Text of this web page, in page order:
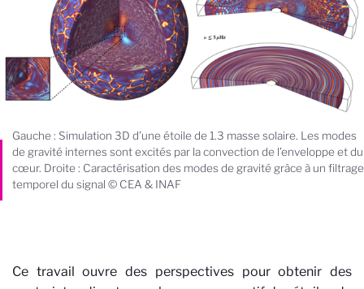
Gauche : Simulation 3D d’une étoile de 1.3 masse solaire. Les modes
de gravité internes sont excités par la convection de l’enveloppe et du
cœur. Droite : Caractérisation des modes de gravité grâce à un filtrage
temporel du signal © CEA & INAF
Ce travail ouvre des perspectives pour obtenir des